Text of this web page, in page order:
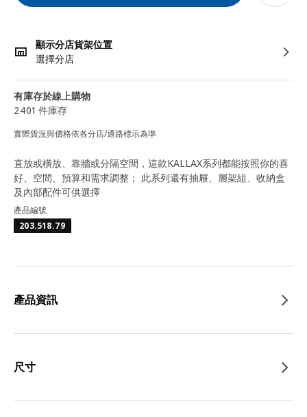
顯示分店貨架位置
選擇分店
有庫存於線上購物
2401 件庫存
實際貨況與價格依各分店/通路標示為準
直放或橫放、靠牆或分隔空間，這款KALLAX系列都能按照你的喜
好、空間、預算和需求調整； 此系列還有抽屜、層架組、收納盒
及內部配件可供選擇
產品編號
203.518.79
產品資訊
尺寸